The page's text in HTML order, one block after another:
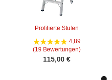
Profilierte Stufen
4,89
(19 Bewertungen)
115,00 €